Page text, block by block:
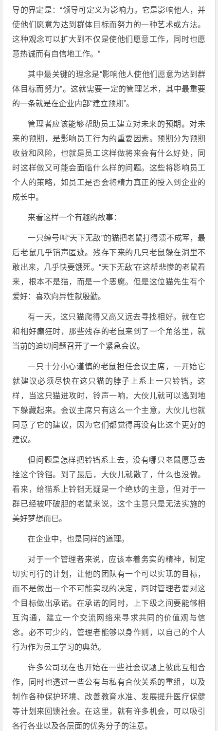
导的界定是：“领导可定义为影响力。它是影响他人，并
使他们愿意为达到群体目标而努力的一种艺术或方法。
这种观念可以扩大到不仅是使他们愿意工作，同时也愿
意热诚而有自信地工作。”
其中最关键的理念是“影响他人使他们愿意为达到群
体目标而努力”。这就需要一定的管理艺术，其中最重要
的一条就是在企业内部“建立预期”。
管理者应该能够帮助员工建立对未来的预期。对未
来的预期，是影响员工行为的重要因素。预期分为预期
收益和风险，也就是员工这样做将来会有什么好处，同
时这样做又可能会面临什么样的问题。这些将影响员工
个人的策略，如员工是否会将精力真正的投入到企业的
成长中。
来看这样一个有趣的故事：
一只绰号叫“天下无敌”的猫把老鼠打得溃不成军，最
后老鼠几乎销声匿迹。残存下来的几只老鼠躲在洞里不
敢出来，几乎快要饿死。“天下无敌”在这帮悲惨的老鼠看
来，根本不是猫，而是一个恶魔。但是这位猫先生有个
爱好：喜欢向异性献殷勤。
有一天，这只猫爬得又高又远去寻找相好。就在它
和相好癫狂时，那些残存的老鼠来到了一个角落里，就
当前的迫切问题召开了一个紧急会议。
一只十分小心谨慎的老鼠担任会议主席，一开始它
就建议必须尽快在这只猫的脖子上系上一只铃铛。这
样，当这只猫进攻时，铃声一响，大伙儿就可以逃到地
下躲藏起来。会议主席只有这么一个主意，大伙儿也就
同意了它的建议，因为它们都觉得再没有比这个更好的
建议。
但问题是怎样把铃铛系上去，没有哪只老鼠愿意去
拴这个铃铛。到了最后，大伙儿就散了，什么也没做。
看来，给猫系上铃铛无疑是一个绝妙的主意，但对于一
群已经被吓破胆的老鼠来说，这个主意只是无法实施的
美好梦想而已。
在企业中，也是同样的道理。
对于一个管理者来说，应该本着务实的精神，制定
切实可行的计划，让他的团队有一个可以实现的目标，
而不是做出一个不可能实现的决定，同时管理者要对这
个目标做出承诺。在承诺的同时，上下级之间要能够相
互沟通，建立一个交流网络来寻求共同的价值观与信
念。必不可少的，管理者能够以身作则，以自己的个人
行为作为员工学习的典范。
许多公司现在也开始在一些社会议题上彼此互相合
作，同时也透过一些公有与私有合伙关系的重组，以及
制作各种保护环境、改善教育水准、发展提升医疗保健
等计划来回馈社会。在这里，就有许多机会，可以吸引
各行各业以及各层面的优秀分子的注意。